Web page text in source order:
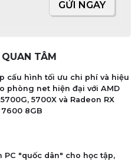
GỬI NGAY
TÂM
cấu hình tối ưu chi phí và hiệu
phòng net hiện đại với AMD
5700X và Radeon RX
7600 8GB
PC "quốc dân" cho học tập,